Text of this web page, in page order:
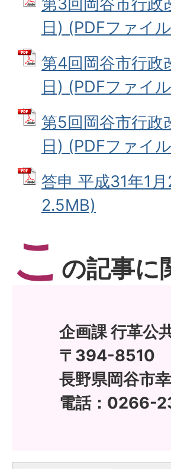
日) (PDFファイ
第4回岡谷市行政
日) (PDFファイ
第5回岡谷市行政
日) (PDFファイ
答申 平成31年1
2.5MB)
こ の記事に
企画課 行革公
〒394-8510
長野県岡谷市
電話：0266-